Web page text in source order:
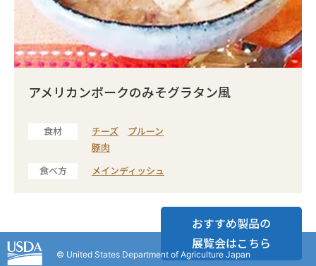
アメリカンポークのみそグラタン風
食材 チーズ
プルーン
豚肉
食べ方 メインディッシュ
おすすめ製品の
展覧会はこちら
© United States Department of Agriculture Japan